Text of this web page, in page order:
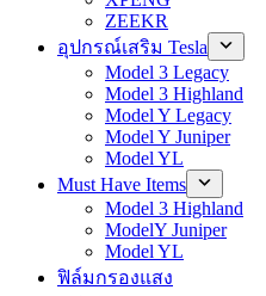
ZEEKR
อุปกรณ์เสริม Tesla
Model 3 Legacy
Model 3 Highland
Model Y Legacy
Model Y Juniper
Model YL
Must Have Items
Model 3 Highland
ModelY Juniper
Model YL
ฟิล์มกรองแสง